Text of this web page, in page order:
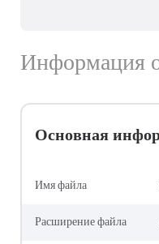
Информация
Основная
Имя файла
Расширение файла